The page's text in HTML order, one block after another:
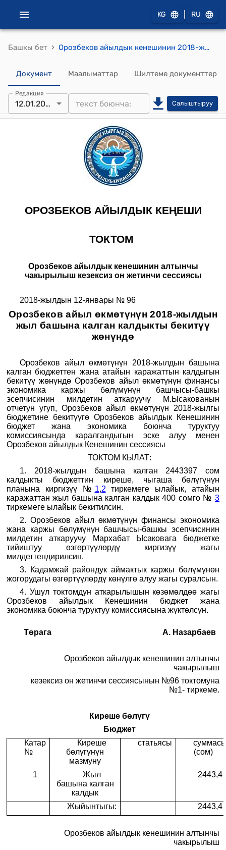
KG RU
Башкы бет › Орозбеков айылдык кенешинин 2018-жылдын 12-январындагы № 96 "Орозбеков айыл өкмөтүнүн 2018-жылдын жыл башына калган калдыкты бекитүү жөнүндө" токтому
Документ Маалыматтар Шилтеме документтер
Редакция
12.01.2018 Салыштыруу